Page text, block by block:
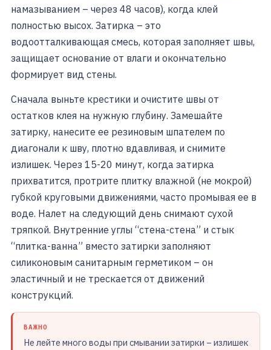
намазыванием – через 48 часов), когда клей
полностью высох. Затирка – это
водоотталкивающая смесь, которая заполняет швы,
защищает основание от влаги и окончательно
формирует вид стены.
Сначала выньте крестики и очистите швы от
остатков клея на нужную глубину. Замешайте
затирку, нанесите ее резиновым шпателем по
диагонали к шву, плотно вдавливая, и снимите
излишек. Через 15-20 минут, когда затирка
прихватится, протрите плитку влажной (не мокрой)
губкой круговыми движениями, часто промывая ее в
воде. Налет на следующий день снимают сухой
тряпкой. Внутренние углы “стена-стена” и стык
“плитка-ванна” вместо затирки заполняют
силиконовым санитарным герметиком – он
эластичный и не трескается от движений
конструкций.
ВАЖНО
Не лейте много воды при смывании затирки – излишек